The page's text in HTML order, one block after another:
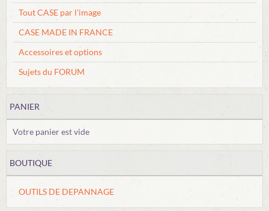
Tout CASE par l'image
CASE MADE IN FRANCE
Accessoires et options
Sujets du FORUM
PANIER
Votre panier est vide
BOUTIQUE
OUTILS DE DEPANNAGE